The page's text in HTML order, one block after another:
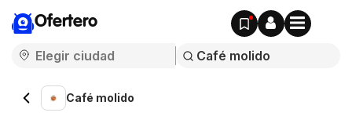
Ofertero
Café molido